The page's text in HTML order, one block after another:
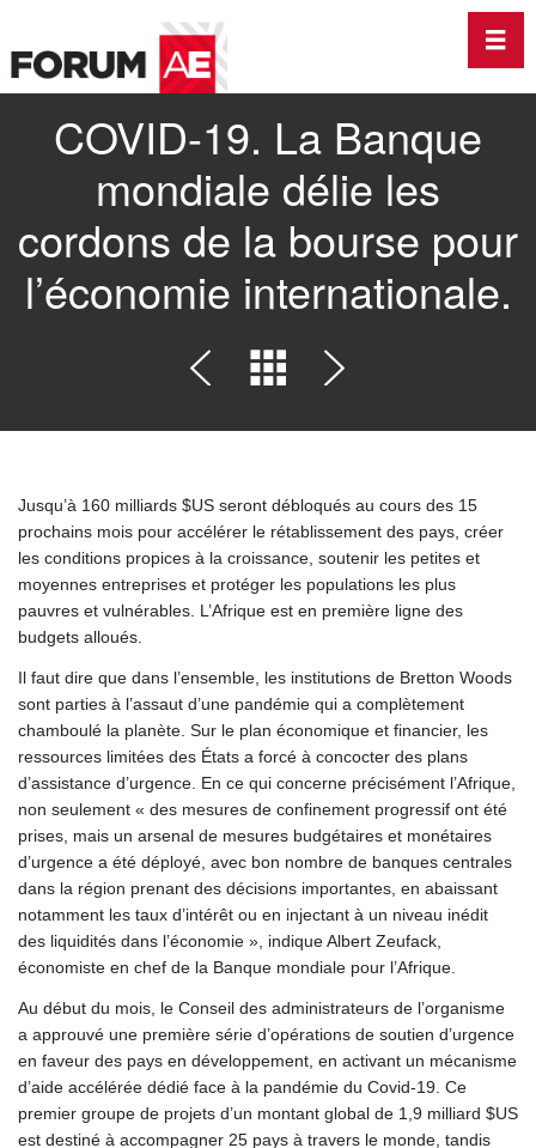
COVID-19. La Banque
mondiale délie les
cordons de la bourse pour
l’économie internationale.
Jusqu’à 160 milliards $US seront débloqués au cours des 15
prochains mois pour accélérer le rétablissement des pays, créer
les conditions propices à la croissance, soutenir les petites et
moyennes entreprises et protéger les populations les plus
pauvres et vulnérables. L’Afrique est en première ligne des
budgets alloués.
Il faut dire que dans l’ensemble, les institutions de Bretton Woods
sont parties à l’assaut d’une pandémie qui a complètement
chamboulé la planète. Sur le plan économique et financier, les
ressources limitées des États a forcé à concocter des plans
d’assistance d’urgence. En ce qui concerne précisément l’Afrique,
non seulement « des mesures de confinement progressif ont été
prises, mais un arsenal de mesures budgétaires et monétaires
d’urgence a été déployé, avec bon nombre de banques centrales
dans la région prenant des décisions importantes, en abaissant
notamment les taux d’intérêt ou en injectant à un niveau inédit
des liquidités dans l’économie », indique Albert Zeufack,
économiste en chef de la Banque mondiale pour l’Afrique.
Au début du mois, le Conseil des administrateurs de l’organisme
a approuvé une première série d’opérations de soutien d’urgence
en faveur des pays en développement, en activant un mécanisme
d’aide accélérée dédié face à la pandémie du Covid-19. Ce
premier groupe de projets d’un montant global de 1,9 milliard $US
est destiné à accompagner 25 pays à travers le monde, tandis